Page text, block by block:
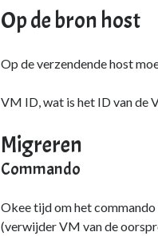
Op de bron host
Op de verzendende host
VM ID, wat is het ID van de
Migreren
Commando
Okee tijd om het
(verwijder VM van de